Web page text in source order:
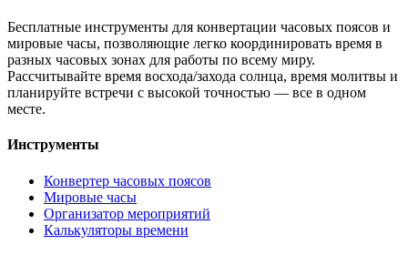
Бесплатные инструменты для конвертации часовых поясов и
мировые часы, позволяющие легко координировать время в
разных часовых зонах для работы по всему миру.
Рассчитывайте время восхода/захода солнца, время молитвы и
планируйте встречи с высокой точностью — все в одном
месте.
Инструменты
Конвертер часовых поясов
Мировые часы
Организатор мероприятий
Калькуляторы времени